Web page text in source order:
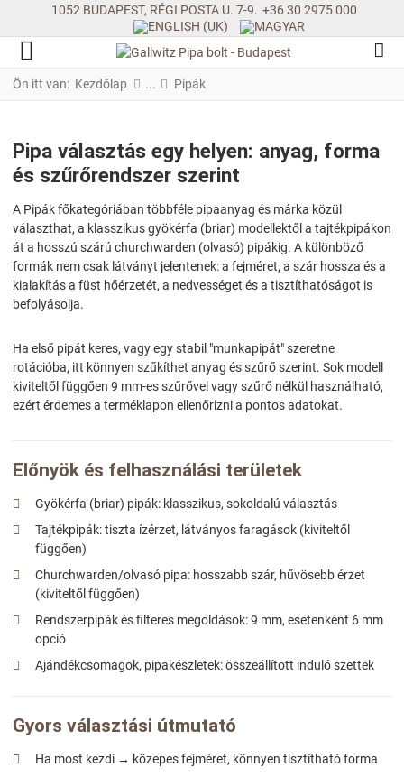
1052 BUDAPEST, RÉGI POSTA U. 7-9. +36 30 2975 000
Ön itt van: Kezdőlap Pipák
Pipa választás egy helyen: anyag, forma
és szűrőrendszer szerint
A Pipák főkategóriában többféle pipaanyag és márka közül
választhat, a klasszikus gyökérfa (briar) modellektől a tajtékpipákon
át a hosszú szárú churchwarden (olvasó) pipákig. A különböző
formák nem csak látványt jelentenek: a fejméret, a szár hossza és a
kialakítás a füst hőérzetét, a nedvességet és a tisztíthatóságot is
befolyásolja.
Ha első pipát keres, vagy egy stabil "munkapipát" szeretne
rotációba, itt könnyen szűkíthet anyag és szűrő szerint. Sok modell
kiviteltől függően 9 mm-es szűrővel vagy szűrő nélkül használható,
ezért érdemes a terméklapon ellenőrizni a pontos adatokat.
Előnyök és felhasználási területek
Gyökérfa (briar) pipák: klasszikus, sokoldalú választás
Tajtékpipák: tiszta ízérzet, látványos faragások (kiviteltől
függően)
Churchwarden/olvasó pipa: hosszabb szár, hűvösebb érzet
(kiviteltől függően)
Rendszerpipák és filteres megoldások: 9 mm, esetenként 6 mm
opció
Ajándékcsomagok, pipakészletek: összeállított induló szettek
Gyors választási útmutató
Ha most kezdi → közepes fejméret, könnyen tisztítható forma